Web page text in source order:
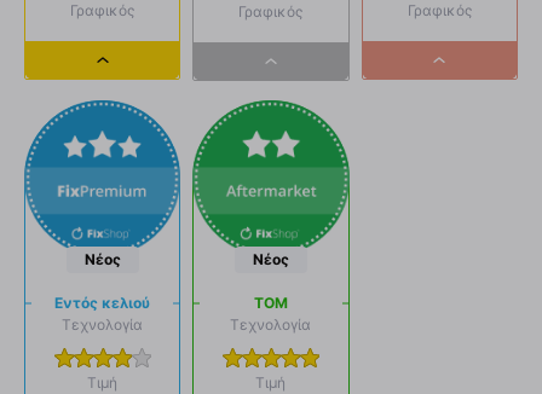
Γραφικός
Dropdown
button
Γραφικός
Dropdown
button
Γραφικός
Dropdown
Νέος
Εντός κελιού
Τεχνολογία
Τιμή
Νέος
ΤΟΜ
Τεχνολογία
Τιμή